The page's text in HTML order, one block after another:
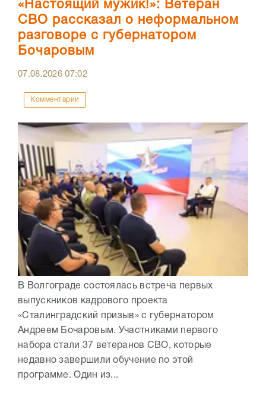
«Настоящий мужик!»: Ветеран
СВО рассказал о неформальном
разговоре с губернатором
Бочаровым
07.08.202607:02
Комментарии
В Волгограде состоялась встреча первых
выпускников кадрового проекта
«Сталинградский призыв» с губернатором
Андреем Бочаровым. Участниками первого
набора стали 37 ветеранов СВО, которые
недавно завершили обучение по этой
программе. Один из...